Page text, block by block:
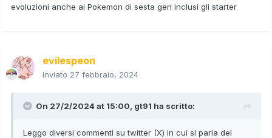
evoluzioni anche ai Pokemon di sesta gen inclusi gli starter
evilespeon
Inviato 27 febbraio, 2024
On 27/2/2024 at 15:00, gt91 ha scritto:
Leggo diversi commenti su twitter (X) in cui si parla del